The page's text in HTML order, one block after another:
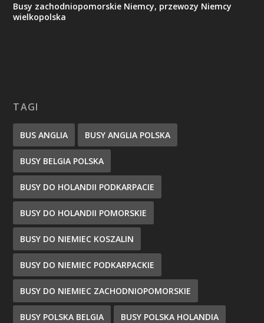
Busy zachodniopomorskie Niemcy, przewozy Niemcy
wielkopolska
TAGI
BUS ANGLIA BUSY ANGLIA POLSKA
BUSY BELGIA POLSKA
BUSY DO HOLANDII PODKARPACIE
BUSY DO HOLANDII POMORSKIE
BUSY DO NIEMIEC KOSZALIN
BUSY DO NIEMIEC PODKARPACKIE
BUSY DO NIEMIEC ZACHODNIOPOMORSKIE
BUSY POLSKA BELGIA BUSY POLSKA HOLANDIA